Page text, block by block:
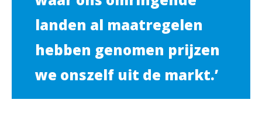
landen al maatregelen
hebben genomen prijzen
we onszelf uit de markt.’